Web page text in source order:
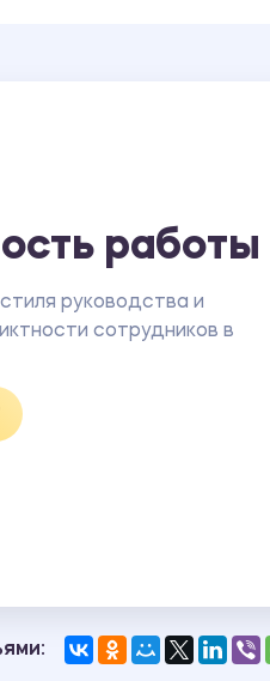
работы
руководства и
сотрудников в